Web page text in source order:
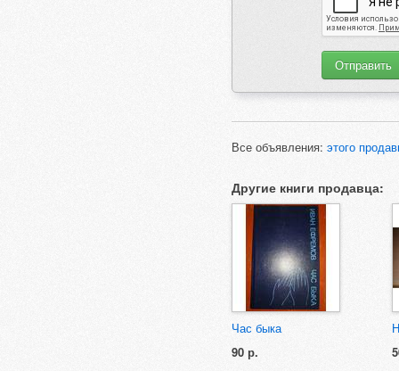
Все объявления: этого
Другие книги продавца:
Час быка
90 р.